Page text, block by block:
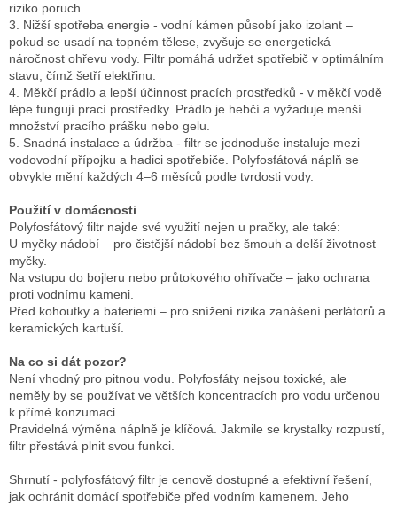
riziko poruch.
3. Nižší spotřeba energie - vodní kámen působí jako izolant –
pokud se usadí na topném tělese, zvyšuje se energetická
náročnost ohřevu vody. Filtr pomáhá udržet spotřebič v optimálním
stavu, čímž šetří elektřinu.
4. Měkčí prádlo a lepší účinnost pracích prostředků - v měkčí vodě
lépe fungují prací prostředky. Prádlo je hebčí a vyžaduje menší
množství pracího prášku nebo gelu.
5. Snadná instalace a údržba - filtr se jednoduše instaluje mezi
vodovodní přípojku a hadici spotřebiče. Polyfosfátová náplň se
obvykle mění každých 4–6 měsíců podle tvrdosti vody.
Použití v domácnosti
Polyfosfátový filtr najde své využití nejen u pračky, ale také:
U myčky nádobí – pro čistější nádobí bez šmouh a delší životnost
myčky.
Na vstupu do bojleru nebo průtokového ohřívače – jako ochrana
proti vodnímu kameni.
Před kohoutky a bateriemi – pro snížení rizika zanášení perlátorů a
keramických kartuší.
Na co si dát pozor?
Není vhodný pro pitnou vodu. Polyfosfáty nejsou toxické, ale
neměly by se používat ve větších koncentracích pro vodu určenou
k přímé konzumaci.
Pravidelná výměna náplně je klíčová. Jakmile se krystalky rozpustí,
filtr přestává plnit svou funkci.
Shrnutí - polyfosfátový filtr je cenově dostupné a efektivní řešení,
jak ochránit domácí spotřebiče před vodním kamenem. Jeho